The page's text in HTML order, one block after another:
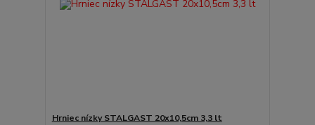
Hrniec nízky STALGAST 20x10,5cm 3,3 lt